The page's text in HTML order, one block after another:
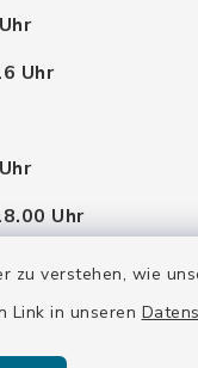
zu verstehen, wie
Link in unseren
Uhr
Uhr